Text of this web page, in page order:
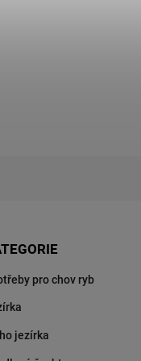
pro chov ryb
jezírka